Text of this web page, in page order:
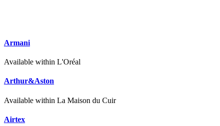
Armani
Available within L'Oréal
Arthur&Aston
Available within La Maison du Cuir
Airtex